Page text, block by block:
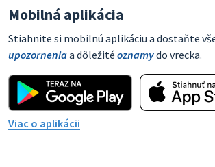
Mobilná aplikácia
Stiahnite si mobilnú aplikáciu a dostaňte
upozorneniaa dôležité oznamydo vrecka.
Viac o aplikácii